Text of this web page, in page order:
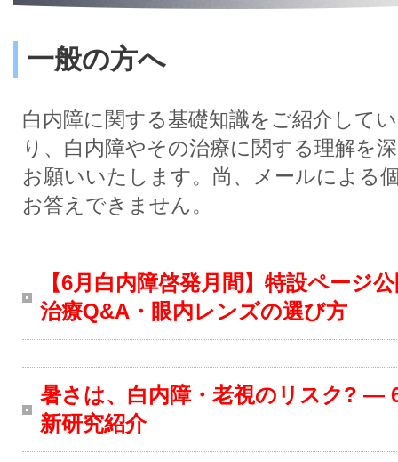
一般の方へ
白内障に関する基礎知識をご紹介して
り、白内障やその治療に関する理解を
お願いいたします。尚、メールによる
お答えできません。
【6月白内障啓発月間】特設ページ
治療Q&A・眼内レンズの選び方
暑さは、白内障・老視のリスク? ―
新研究紹介